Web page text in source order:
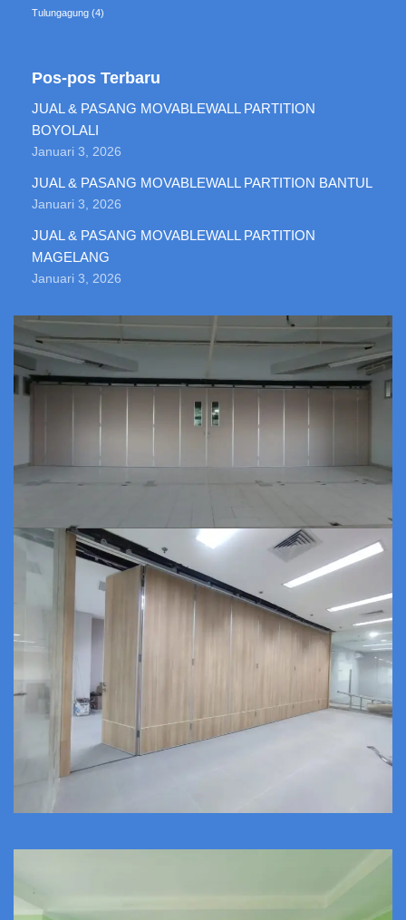
Tulungagung (4)
Pos-pos Terbaru
JUAL & PASANG MOVABLEWALL PARTITION
BOYOLALI
Januari 3, 2026
JUAL & PASANG MOVABLEWALL PARTITION BANTUL
Januari 3, 2026
JUAL & PASANG MOVABLEWALL PARTITION
MAGELANG
Januari 3, 2026